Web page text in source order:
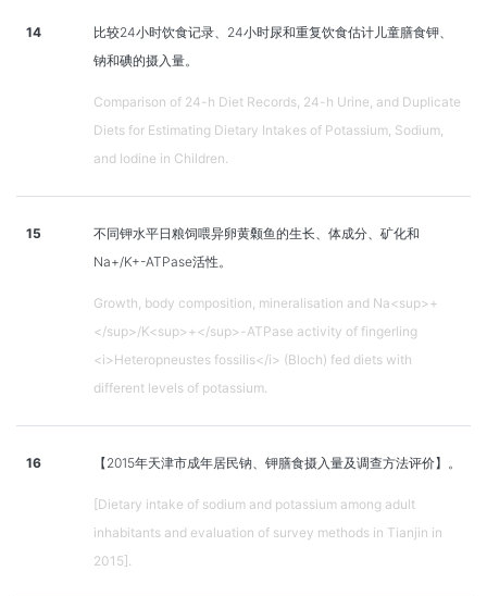
14
比较24小时饮食记录、24小时尿和重复饮食估计儿童膳食钾、
钠和碘的摄入量。
Comparison of 24-h Diet Records, 24-h Urine, and Duplicate
Diets for Estimating Dietary Intakes of Potassium, Sodium,
and Iodine in Children.
15
不同钾水平日粮饲喂异卵黄颡鱼的生长、体成分、矿化和
Na+/K+-ATPase活性。
Growth, body composition, mineralisation and Na<sup>+
</sup>/K<sup>+</sup>-ATPase activity of fingerling
<i>Heteropneustes fossilis</i> (Bloch) fed diets with
different levels of potassium.
16 【2015年天津市成年居民钠、钾膳食摄入量及调查方法评价】。
[Dietary intake of sodium and potassium among adult
inhabitants and evaluation of survey methods in Tianjin in
2015].